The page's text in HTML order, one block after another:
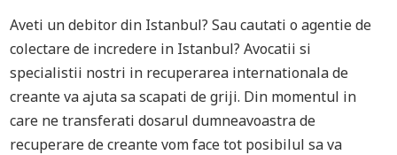
Aveti un debitor din Istanbul? Sau cautati o agentie de
colectare de incredere in Istanbul? Avocatii si
specialistii nostri in recuperarea internationala de
creante va ajuta sa scapati de griji. Din momentul in
care ne transferati dosarul dumneavoastra de
recuperare de creante vom face tot posibilul sa va